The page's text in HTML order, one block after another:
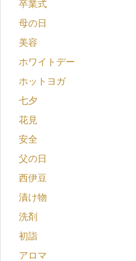
卒業式
母の日
美容
ホワイトデー
ホットヨガ
七夕
花見
安全
父の日
西伊豆
漬け物
洗剤
初詣
アロマ